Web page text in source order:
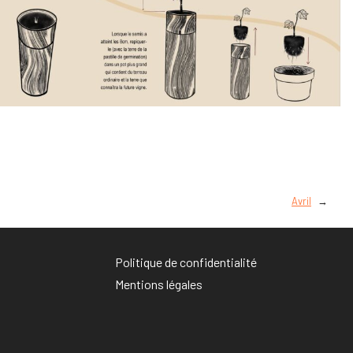
Avril →
Politique de confidentialité
Mentions légales